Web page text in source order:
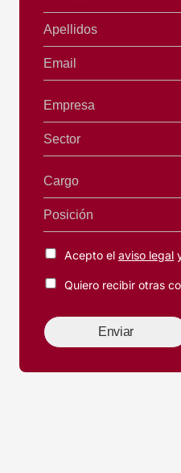
Apellidos
Email
Empresa
Sector
Cargo
Posición
Acepto el aviso legal
Quiero recibir otras
Enviar